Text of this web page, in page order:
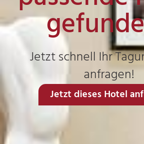
Jetzt schnell Ihr
anfragen!
Jetzt dieses Hotel